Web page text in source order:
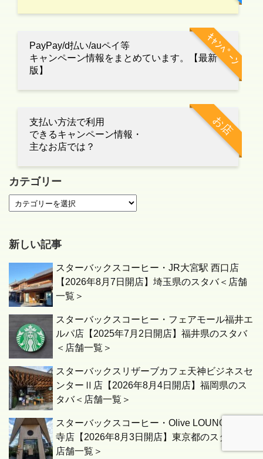
ｷｬﾝﾍﾟｰﾝ
PayPay/d払い/auペイ等
キャンペーン情報をまとめています。【最新
版】
お店
支払い方法で利用
できるキャンペーン情報・
主なお店では？
カテゴリー
新しい記事
スターバックスコーヒー・JR大宮駅 西口店
【2026年8月7日開店】埼玉県のスタバ＜店舗
一覧＞
スターバックスコーヒー・フェアモール福井エ
ルパ店【2025年7月2日開店】福井県のスタバ
＜店舗一覧＞
スターバックスリザーブカフェ天神ビジネスセ
ンターⅡ店【2026年8月4日開店】福岡県のス
タバ＜店舗一覧＞
スターバックスコーヒー・Olive LOUNGE 吉祥
寺店【2026年8月3日開店】東京都のスタバ＜
店舗一覧＞